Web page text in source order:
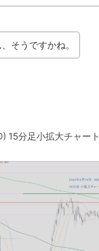
そうですかね。
15分足小拡大チャート